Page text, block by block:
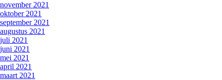
november 2021
oktober 2021
september 2021
augustus 2021
juli 2021
juni 2021
mei 2021
april 2021
maart 2021